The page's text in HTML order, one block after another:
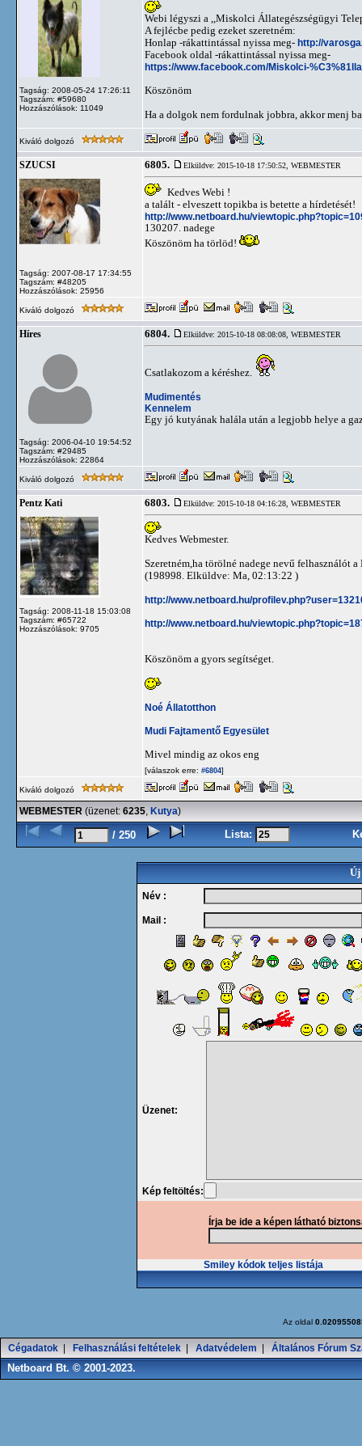
Tagság: 2008-05-24 17:26:11
Tagszám: #59680
Hozzászólások: 11049
Webi légyszi a ,,Miskolci Állategészségügyi
A fejlécbe pedig ezeket szeretném:
Honlap -rákattintással nyissa meg- http://
Facebook oldal -rákattintással nyissa meg-
https://www.facebook.com/Miskolci-
Köszönöm
Ha a dolgok nem fordulnak jobbra, akkor menj
Kiváló dolgozó
SZUCSI
Tagság: 2007-08-17 17:34:55
Tagszám: #48205
Hozzászólások: 25956
6805. Elküldve: 2015-10-18 17:50:52, WEBMESTER
Kedves Webi !
a talált - elveszett topikba is betette a hírdetését!
http://www.netboard.hu/
130207. nadege
Köszönöm ha törlöd!
Kiváló dolgozó
Híres
Tagság: 2006-04-10 19:54:52
Tagszám: #29485
Hozzászólások: 22864
6804. Elküldve: 2015-10-18 08:08:08, WEBMESTER
Csatlakozom a kéréshez.
Mudimentés
Kennelem
Egy jó kutyának halála után a legjobb helye a
Kiváló dolgozó
Pentz Kati
Tagság: 2008-11-18 15:03:08
Tagszám: #65722
Hozzászólások: 9705
6803. Elküldve: 2015-10-18 04:16:28, WEBMESTER
Kedves Webmester.
Szeretném,ha törölné nadege nevű felhasználót
(198998. Elküldve: Ma, 02:13:22 )
http://www.netboard.hu/
http://www.netboard.hu/
Köszönöm a gyors segítséget.
Noé Állatotthon
Mudi Fajtamentő Egyesület
Mivel mindig az okos eng
[válaszok erre: #6804]
Kiváló dolgozó
WEBMESTER (üzenet: 6235, Kutya)
/ 250 Lista:
Új
Név :
Mail :
Üzenet:
Kép feltöltés:
Írja be ide a képen látható
Smiley kódok teljes listája
Az oldal
Cégadatok Felhasználási feltételek Adatvédelem Általános Fórum
Netboard Bt. © 2001-2023.